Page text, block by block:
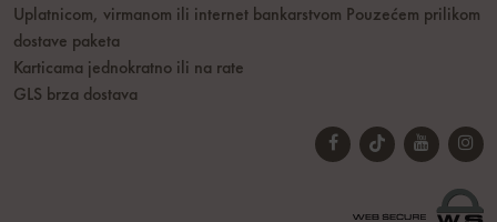
Uplatnicom, virmanom ili internet bankarstvom Pouzećem prilikom
dostave paketa
Karticama jednokratno ili na rate
GLS brza dostava